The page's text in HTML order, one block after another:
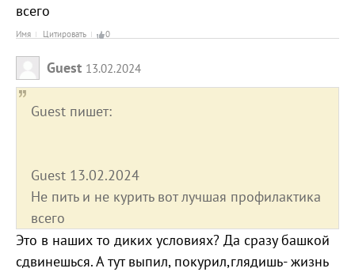
всего
Имя Цитировать 0
Guest 13.02.2024
Guest пишет:
Guest 13.02.2024
Не пить и не курить вот лучшая профилактика
всего
Это в наших то диких условиях? Да сразу башкой
сдвинешься. А тут выпил, покурил,глядишь- жизнь